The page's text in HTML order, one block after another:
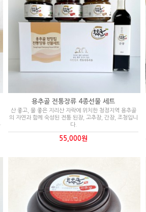
용추골 전통장류 4종선물 세트
산 좋고, 물 좋은 지리산 자락에 위치한 청정지역 용추골
의 자연과 함께 숙성된 전통 된장, 고추장, 간장, 조청입니
다.
55,000원